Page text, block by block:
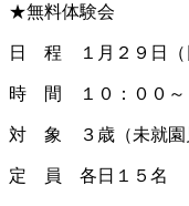
★無料体験会
日 程 １月２９日（
時 間 １０：００～
対 象 ３歳（未就園
定 員 各日１５名